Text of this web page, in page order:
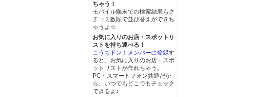
ちゃう！
モバイル端末での検索結果もク
チコミ数順で並び替えができち
ゃうよ☆
お気に入りのお店・スポットリ
ストを持ち運べる！
こうちドン！メンバーに登録す
ると、お気に入りのお店・スポ
ットリストが作れちゃう。
PC・スマートフォン共通だか
ら、いつでもどこでもチェック
できるよ♪